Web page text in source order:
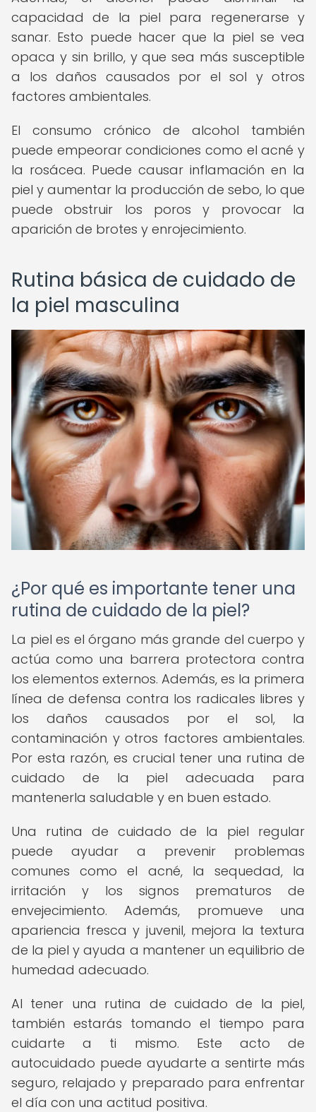
capacidad de la piel para regenerarse y
sanar. Esto puede hacer que la piel se vea
opaca y sin brillo, y que sea más susceptible
a los daños causados por el sol y otros
factores ambientales.
El consumo crónico de alcohol también
puede empeorar condiciones como el acné y
la rosácea. Puede causar inflamación en la
piel y aumentar la producción de sebo, lo que
puede obstruir los poros y provocar la
aparición de brotes y enrojecimiento.
Rutina básica de cuidado de
la piel masculina
¿Por qué es importante tener una
rutina de cuidado de la piel?
La piel es el órgano más grande del cuerpo y
actúa como una barrera protectora contra
los elementos externos. Además, es la primera
línea de defensa contra los radicales libres y
los daños causados por el sol, la
contaminación y otros factores ambientales.
Por esta razón, es crucial tener una rutina de
cuidado de la piel adecuada para
mantenerla saludable y en buen estado.
Una rutina de cuidado de la piel regular
puede ayudar a prevenir problemas
comunes como el acné, la sequedad, la
irritación y los signos prematuros de
envejecimiento. Además, promueve una
apariencia fresca y juvenil, mejora la textura
de la piel y ayuda a mantener un equilibrio de
humedad adecuado.
Al tener una rutina de cuidado de la piel,
también estarás tomando el tiempo para
cuidarte a ti mismo. Este acto de
autocuidado puede ayudarte a sentirte más
seguro, relajado y preparado para enfrentar
el día con una actitud positiva.